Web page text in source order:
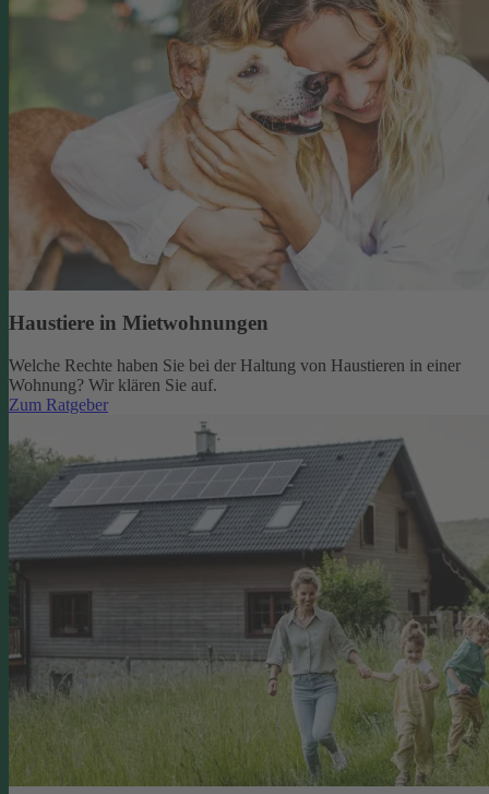
Haustiere in Mietwohnungen
Welche Rechte haben Sie bei der Haltung von Haustieren in einer
Wohnung? Wir klären Sie auf.
Zum Ratgeber